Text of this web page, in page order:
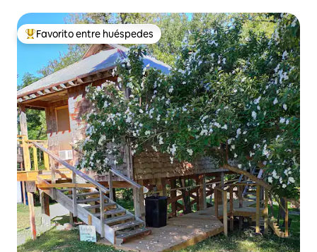
De los mejores en Favorito entre huéspedes
Favorito entre huéspedes